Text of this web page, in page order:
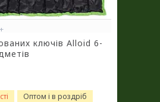
ключів Alloid 6-
Оптом і в роздріб